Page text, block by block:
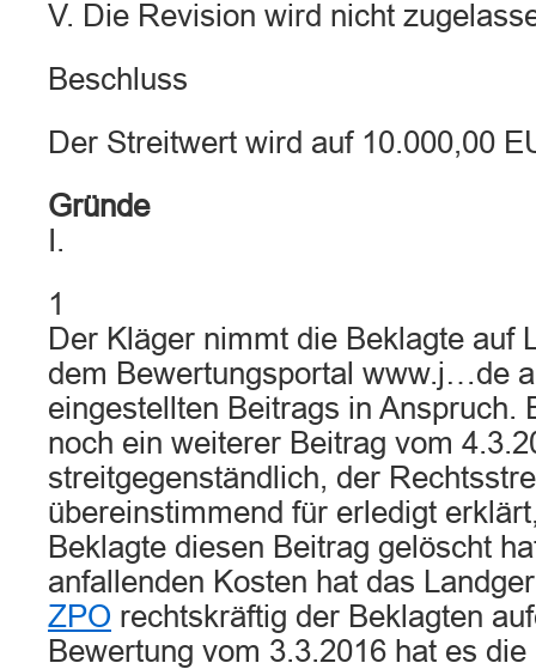
V. Die Revision wird nicht
Beschluss
Der Streitwert wird auf 10.000,00
Gründe
I.
1
Der Kläger nimmt die Beklagte auf
dem Bewertungsportal www.j…de
eingestellten Beitrags in Anspruch.
noch ein weiterer Beitrag vom
streitgegenständlich, der
übereinstimmend für erledigt
Beklagte diesen Beitrag gelöscht
anfallenden Kosten hat das
ZPO rechtskräftig der Beklagten
Bewertung vom 3.3.2016 hat es